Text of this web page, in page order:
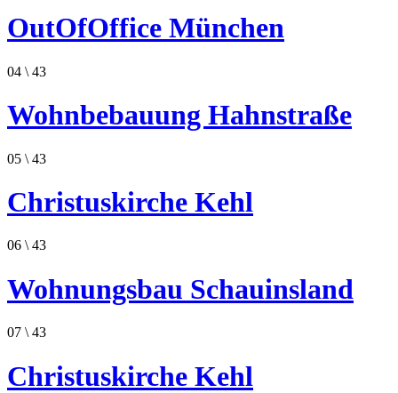
OutOfOffice München
04 \ 43
Wohnbebauung Hahnstraße
05 \ 43
Christuskirche Kehl
06 \ 43
Wohnungsbau Schauinsland
07 \ 43
Christuskirche Kehl